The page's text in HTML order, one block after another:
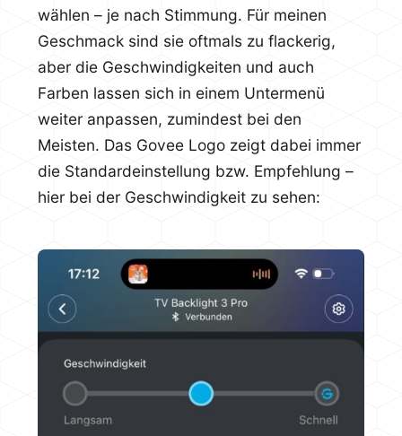
wählen – je nach Stimmung. Für meinen
Geschmack sind sie oftmals zu flackerig,
aber die Geschwindigkeiten und auch
Farben lassen sich in einem Untermenü
weiter anpassen, zumindest bei den
Meisten. Das Govee Logo zeigt dabei immer
die Standardeinstellung bzw. Empfehlung –
hier bei der Geschwindigkeit zu sehen: